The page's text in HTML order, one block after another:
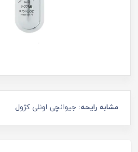
مشابه رایحه: جیوانچی اونلی کژول